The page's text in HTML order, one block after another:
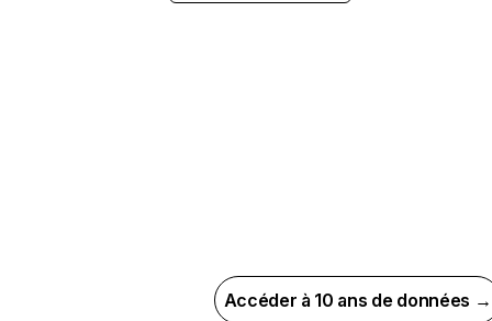
Accéder à 10 ans de données →